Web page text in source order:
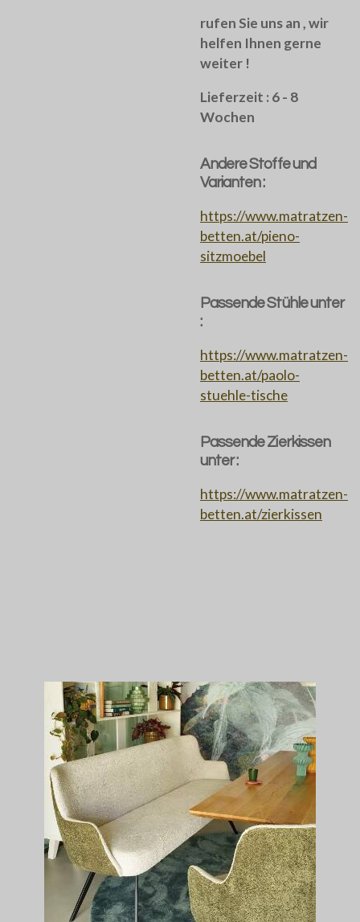
rufen Sie uns an , wir
helfen Ihnen gerne
weiter !
Lieferzeit : 6 - 8
Wochen
Andere Stoffe und
Varianten :
https://www.matratzen-
betten.at/pieno-
sitzmoebel
Passende Stühle unter
:
https://www.matratzen-
betten.at/paolo-
stuehle-tische
Passende Zierkissen
unter :
https://www.matratzen-
betten.at/zierkissen